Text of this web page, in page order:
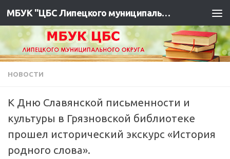
МБУК "ЦБС Липецкого муниципального района"
НОВОСТИ
К Дню Славянской письменности и
культуры в Грязновской библиотеке
прошел исторический экскурс «История
родного слова».